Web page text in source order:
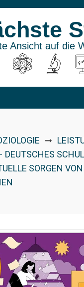
Ansicht auf die
➞
DEUTSCHES
SORGEN VON